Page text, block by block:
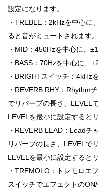
設定になります。
・TREBLE：2kHzを中心に
ると音がミュートされます。
・MID：450Hzを中心に、
・BASS：70Hzを中心に、
・BRIGHTスイッチ：4kHz
・REVERB RHY：Rhythm
でリバーブの長さ、LEVEL
LEVELを最小に設定すると
・REVERB LEAD：Leadチ
リバーブの長さ、LEVELで
LEVELを最小に設定すると
・TREMOLO：トレモロエ
スイッチでエフェクトの